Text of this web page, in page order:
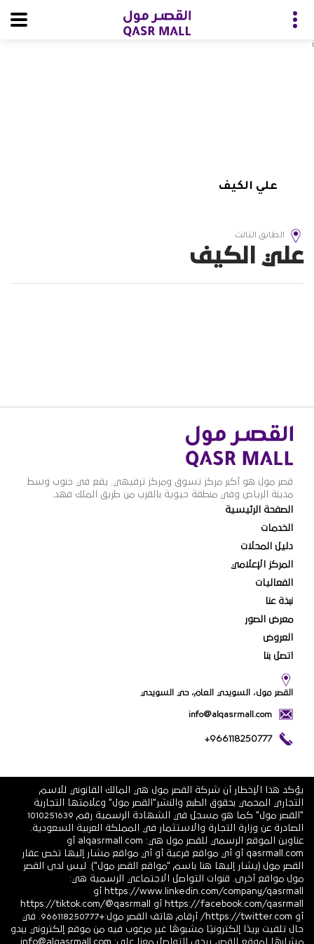
i
علي الكيف
الطابق الثالث
علي الكيف
قصر مول هو أكبر مركز تسوق ومركز ترفيهي. يقع في جنوب وسط
مدينة الرياض وفي منطقة حيوية بالقرب من طريق الملك فهد.
الصفحة الرئيسية
الخدمات
دليل المحلات
المركز الإعلامي
الفعاليات
نبذة عنا
معرض الصور
العروض
اتصل بنا
القصر مول، السويدي العام، حي السويدي
info@alqasrmall.com
+966118250777
يؤكد هذا الإخطار أن شركة القصر مول هي المالك القانوني للاسم
التجاري المحمي بحقوق الطبع والنشر"القصر مول" وعلامتها التجارية
"القصر مول" كما هو مسجل في الشهادة الرسمية رقم 1010251639
الصادرة عن وزارة التجارة والاستثمار في المملكة العربية السعودية.
عناوين الموقع الرسمي للقصر مول هي: alqasrmall.com أو
qasrmall.com أو أي مواقع فرعية أو أي مواقع مشار إليها تخص عقار
القصر مول (يشار إليها هنا باسم "مواقع القصر مول"). ليس لدى القصر
مول مواقع أخرى. قنوات التواصل الاجتماعي الرسمية هي:
https://www.linkedin.com/company/qasrmall أو
https://facebook.com/qasrmall أو https://tiktok.com/@qasrmall
أو https://twitter.com/ أرقام هاتف القصر مول:+966118250777. في
حال تلقيت بريدًا إلكترونيًا مشبوهًا غير مرغوب فيه من موقع إلكتروني يبدو
مشابهًا لموقع القصر، يرجى التواصل معنا على: info@alqasrmall.com